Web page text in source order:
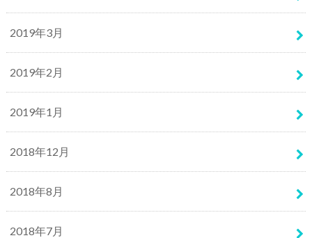
2019年3月
2019年2月
2019年1月
2018年12月
2018年8月
2018年7月